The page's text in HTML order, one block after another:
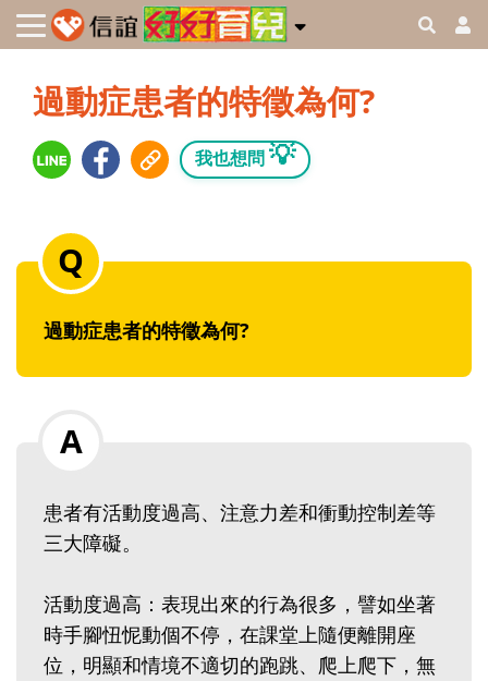
過動症患者的特徵為何?
我也想問 💡
過動症患者的特徵為何?
患者有活動度過高、注意力差和衝動控制差等
三大障礙。
活動度過高：表現出來的行為很多，譬如坐著
時手腳忸怩動個不停，在課堂上隨便離開座
位，明顯和情境不適切的跑跳、爬上爬下，無